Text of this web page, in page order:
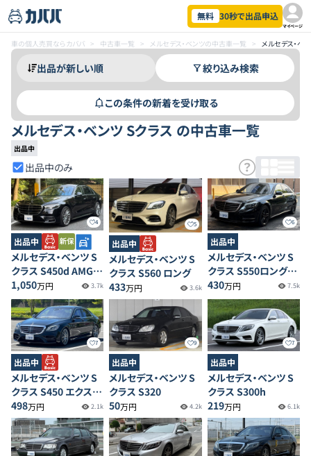
無料 30秒で出品申込
マイページ
車の個人売買ならカババ > 中古車一覧 > メルセデス・ベンツの中古車一覧 > メルセデス・ベ
絞り込み検索
この条件の新着を受け取る
メルセデス・ベンツ Sクラス の中古車一覧
出品中
出品中のみ
4
出品中
メルセデス・ベンツ S
クラス S450d AMGラ
インプラス
1,050万円 3.7k
5
出品中
メルセデス・ベンツ S
クラス S560 ロング
433万円 3.6k
6
出品中
メルセデス・ベンツ S
クラス S550ロング
AMGライン
430万円 7.5k
7
出品中
メルセデス・ベンツ S
クラス S450 エクスク
ルーシブ AMGライン
プラス
498万円 2.1k
9
出品中
メルセデス・ベンツ S
クラス S320
50万円 4.2k
7
出品中
メルセデス・ベンツ S
クラス S300h
219万円 6.1k